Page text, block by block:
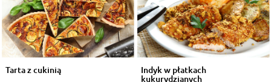
Tarta z cukinią Indyk w płatkach
kukurydzianych